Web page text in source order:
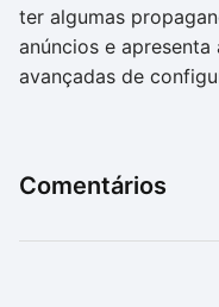
ter algumas
anúncios e
avançadas de
Comentários